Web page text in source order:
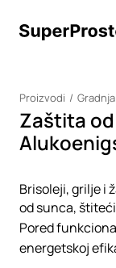
Proizvodi Gradnja
Zaštita
Brisoleji, grilje i
od sunca,
Pored
energetskoj